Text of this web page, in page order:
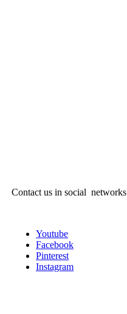
Contact us in social networks
Youtube
Facebook
Pinterest
Instagram